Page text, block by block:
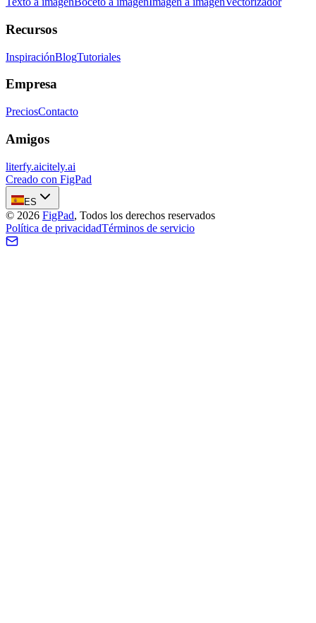
Recursos
InspiraciónBlogTutoriales
Empresa
PreciosContacto
Amigos
literfy.aicitely.ai
Creado con FigPad
ES
© 2026 FigPad, Todos los derechos reservados
Política de privacidadTérminos de servicio